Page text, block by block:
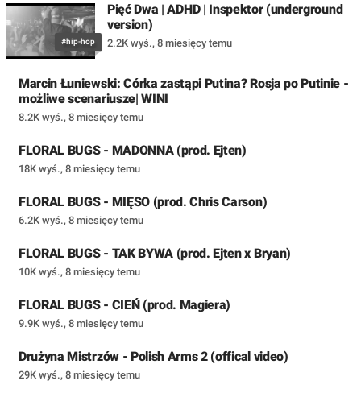
#hip-hop
Pięć Dwa | ADHD | Inspektor (underground
version)
2.2K wyś., 8 miesięcy temu
Marcin Łuniewski: Córka zastąpi Putina? Rosja po Putinie -
możliwe scenariusze| WINI
8.2K wyś., 8 miesięcy temu
FLORAL BUGS - MADONNA (prod. Ejten)
18K wyś., 8 miesięcy temu
FLORAL BUGS - MIĘSO (prod. Chris Carson)
6.2K wyś., 8 miesięcy temu
FLORAL BUGS - TAK BYWA (prod. Ejten x Bryan)
10K wyś., 8 miesięcy temu
FLORAL BUGS - CIEŃ (prod. Magiera)
9.9K wyś., 8 miesięcy temu
Drużyna Mistrzów - Polish Arms 2 (offical video)
29K wyś., 8 miesięcy temu